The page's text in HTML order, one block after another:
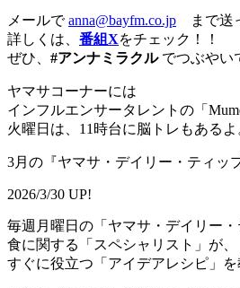
メールでanna@bayfm.co.jp まで送
詳しくは、 番組Xをチェック！！
ぜひ、 #アンナミラクルでつぶやい
ヤマサコーナーには
インフルエンサータレントの「
火曜日は、11時台に脳トレもあるよ
3月の『ヤマサ・デイリー・ティッ
2026/3/30 UP!
毎週月曜日の「ヤマサ・デイリー・
食に関する「スペシャリスト」が、
すぐに役立つ「アイデアレシピ」を